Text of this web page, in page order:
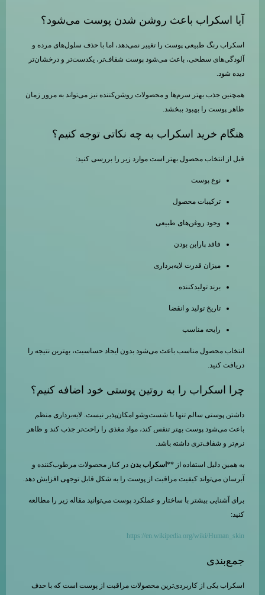
آیا اسکراب باعث روشن شدن پوست می‌شود؟
اسکراب رنگ طبیعی پوست را تغییر نمی‌دهد، اما با حذف سلول‌های مرده و
آلودگی‌های سطحی، باعث می‌شود پوست شفاف‌تر، یکدست‌تر و درخشان‌تر
دیده شود.
همچنین جذب بهتر سرم‌ها و محصولات روشن‌کننده نیز می‌تواند به مرور زمان
ظاهر پوست را بهبود ببخشد.
هنگام خرید اسکراب به چه نکاتی توجه کنیم؟
قبل از انتخاب محصول بهتر است موارد زیر را بررسی کنید:
نوع پوست
ترکیبات محصول
وجود روغن‌های طبیعی
فاقد پارابن بودن
میزان قدرت لایه‌برداری
برند تولیدکننده
تاریخ تولید و انقضا
رایحه مناسب
انتخاب محصول مناسب باعث می‌شود بدون ایجاد حساسیت، بهترین نتیجه را
دریافت کنید.
چرا اسکراب را به روتین پوستی خود اضافه کنیم؟
داشتن پوستی سالم تنها با شست‌وشو امکان‌پذیر نیست. لایه‌برداری منظم
باعث می‌شود پوست بهتر تنفس کند، مواد مغذی را راحت‌تر جذب کند و ظاهر
نرم‌تر و شفاف‌تری داشته باشد.
به همین دلیل استفاده از ** اسکراب بدندر کنار محصولات مرطوب‌کننده و
آبرسان می‌تواند کیفیت مراقبت از پوست را به شکل قابل توجهی افزایش دهد.
برای آشنایی بیشتر با ساختار و عملکرد پوست می‌توانید مقاله زیر را مطالعه
کنید:
https://en.wikipedia.org/wiki/Human_skin
جمع‌بندی
اسکراب یکی از کاربردی‌ترین محصولات مراقبت از پوست است که با حذف